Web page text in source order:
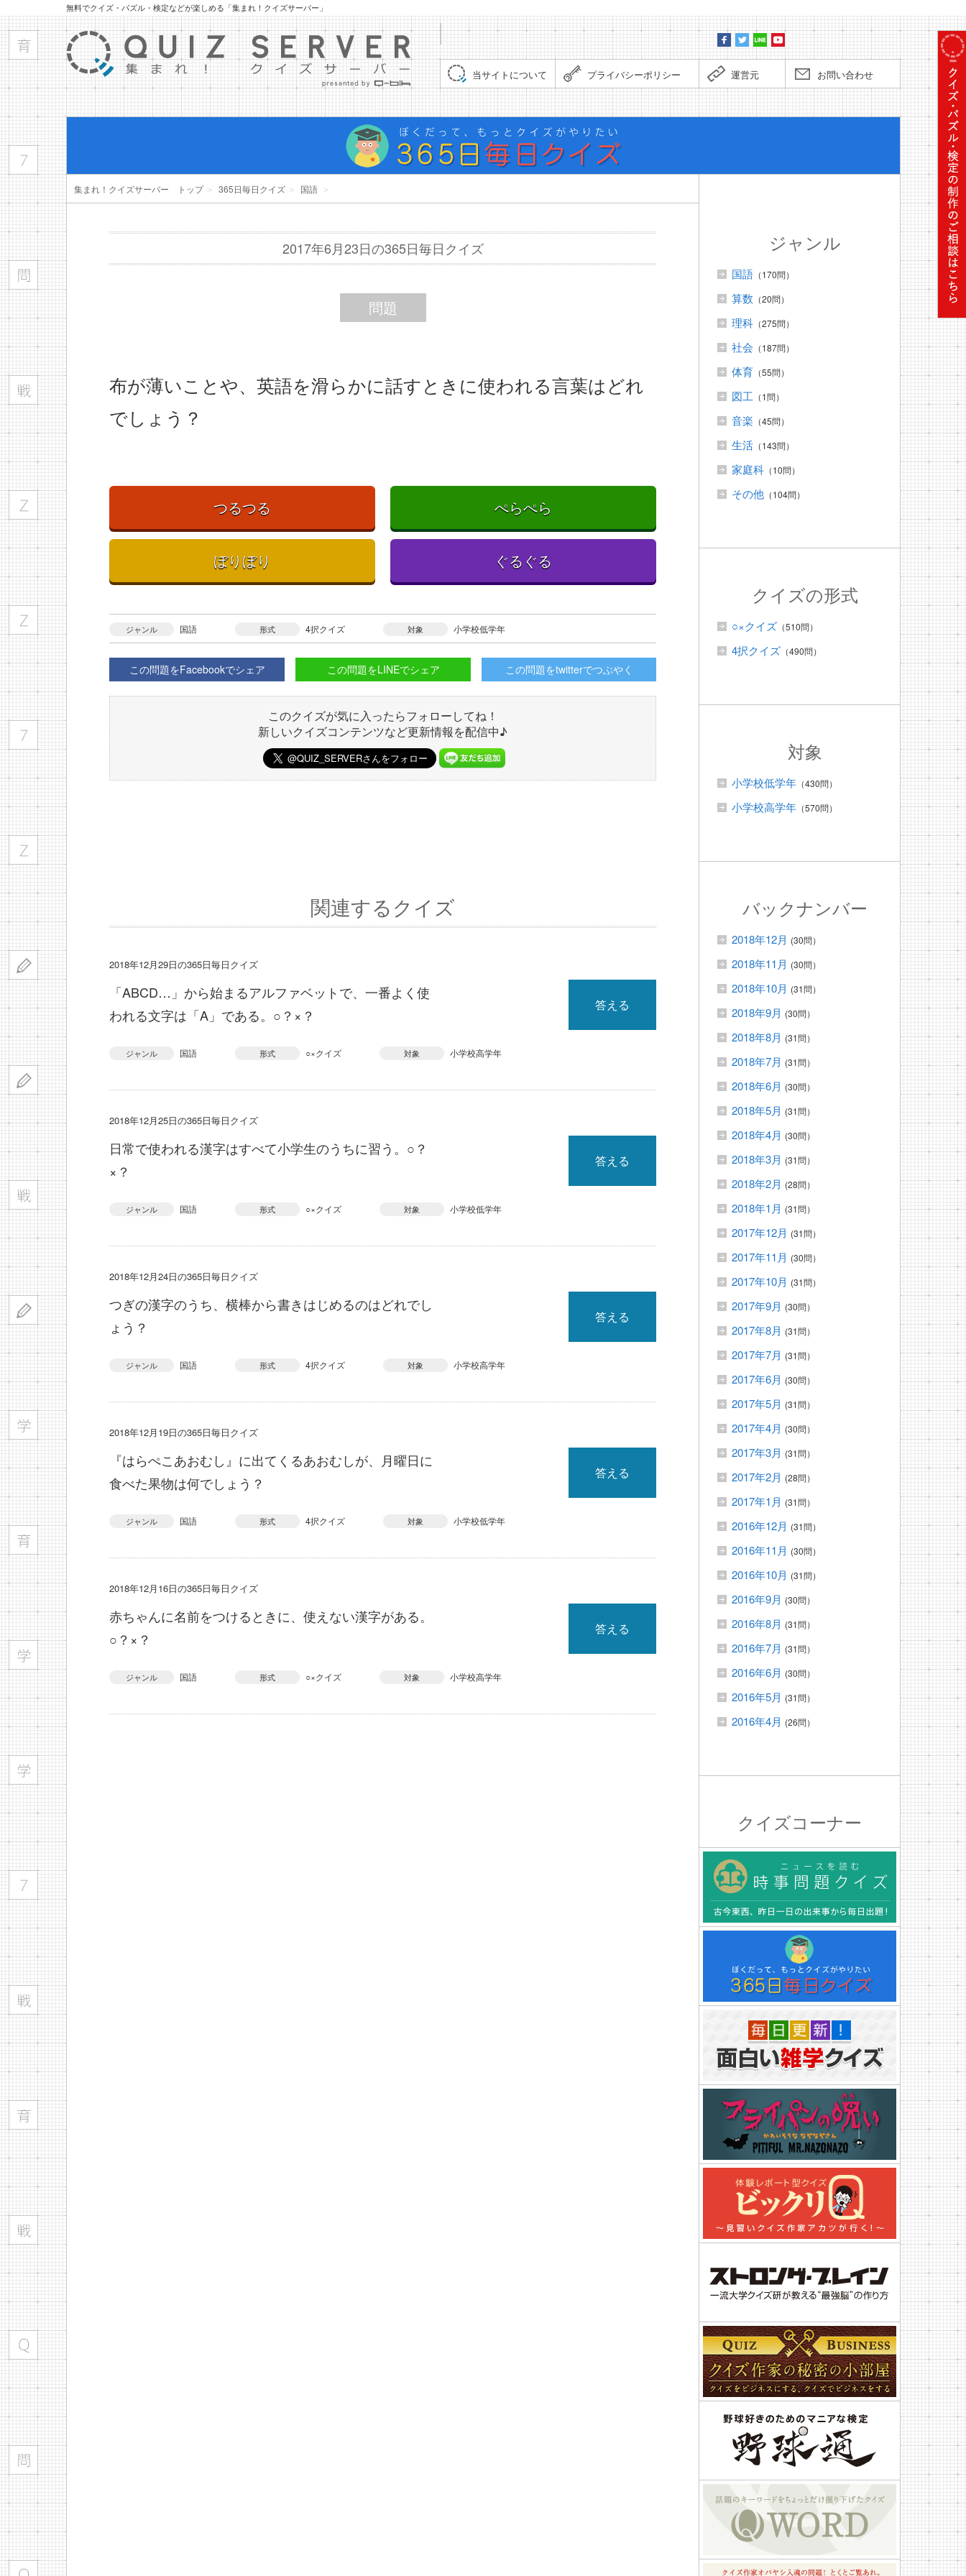
無料でクイズ・パズル・検定などが楽しめる「集まれ！クイズサーバー」
当サイトについて プライバシーポリシー 運営元 お問い合わせ
ぼくだ
集まれ！クイズサーバー トップ＞ 365日毎日クイズ ＞ 国語 ＞
2017年6月23日の365日毎日クイズ
問題
布が薄いことや、英語を滑らかに話すときに使われる言葉はどれ
でしょう？
つるつる ぺらぺら
ぼりぼり ぐるぐる
ジャンル 国語 形式 4択クイズ 対象 小学校低学年
この問題をFacebookでシェア この問題をLINEでシェア この問題をtwitterでつぶやく
このクイズが気に入ったらフォローしてね！
新しいクイズコンテンツなど更新情報を配信中♪
関連するクイズ
2018年12月29日の365日毎日クイズ
「ABCD…」から始まるアルファベットで、一番よく使
われる文字は「A」である。○？×？
答える
ジャンル 国語 形式 ○×クイズ 対象 小学校高学年
2018年12月25日の365日毎日クイズ
日常で使われる漢字はすべて小学生のうちに習う。○？
×？
答える
ジャンル 国語 形式 ○×クイズ 対象 小学校低学年
2018年12月24日の365日毎日クイズ
つぎの漢字のうち、横棒から書きはじめるのはどれでし
ょう？
答える
ジャンル 国語 形式 4択クイズ 対象 小学校高学年
2018年12月19日の365日毎日クイズ
『はらぺこあおむし』に出てくるあおむしが、月曜日に
食べた果物は何でしょう？
答える
ジャンル 国語 形式 4択クイズ 対象 小学校低学年
2018年12月16日の365日毎日クイズ
赤ちゃんに名前をつけるときに、使えない漢字がある。
○？×？
答える
ジャンル 国語 形式 ○×クイズ 対象 小学校高学年
ジャンル
国語 （170問）
算数 （20問）
理科 （275問）
社会 （187問）
体育 （55問）
図工 （1問）
音楽 （45問）
生活 （143問）
家庭科 （10問）
その他 （104問）
クイズの形式
○×クイズ （510問）
4択クイズ （490問）
対象
小学校低学年 （430問）
小学校高学年 （570問）
バックナンバー
2018年12月 (30問）
2018年11月 (30問）
2018年10月 (31問）
2018年9月 (30問）
2018年8月 (31問）
2018年7月 (31問）
2018年6月 (30問）
2018年5月 (31問）
2018年4月 (30問）
2018年3月 (31問）
2018年2月 (28問）
2018年1月 (31問）
2017年12月 (31問）
2017年11月 (30問）
2017年10月 (31問）
2017年9月 (30問）
2017年8月 (31問）
2017年7月 (31問）
2017年6月 (30問）
2017年5月 (31問）
2017年4月 (30問）
2017年3月 (31問）
2017年2月 (28問）
2017年1月 (31問）
2016年12月 (31問）
2016年11月 (30問）
2016年10月 (31問）
2016年9月 (30問）
2016年8月 (31問）
2016年7月 (31問）
2016年6月 (30問）
2016年5月 (31問）
2016年4月 (26問）
クイズコーナー